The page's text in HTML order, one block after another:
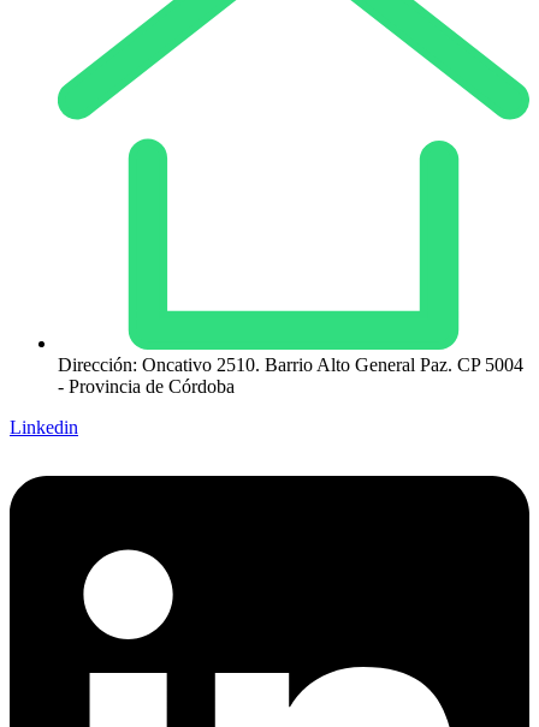
Dirección: Oncativo 2510. Barrio Alto General Paz. CP 5004
- Provincia de Córdoba
Linkedin